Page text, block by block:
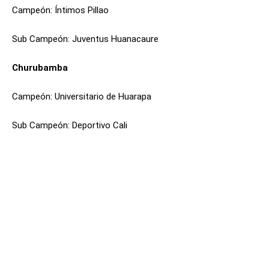
Campeón: Íntimos Pillao
Sub Campeón: Juventus Huanacaure
Churubamba
Campeón: Universitario de Huarapa
Sub Campeón: Deportivo Cali